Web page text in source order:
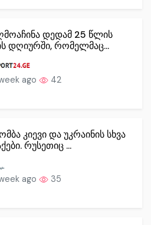
დედამ 25 წლის
დღიურში, რომელმაც...
ago 42
კიევი და უკრაინის სხვა
რუსეთიც ...
ago 35